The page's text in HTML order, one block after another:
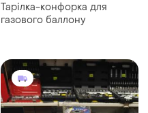
Тарілка-конфорка для
газового баллону